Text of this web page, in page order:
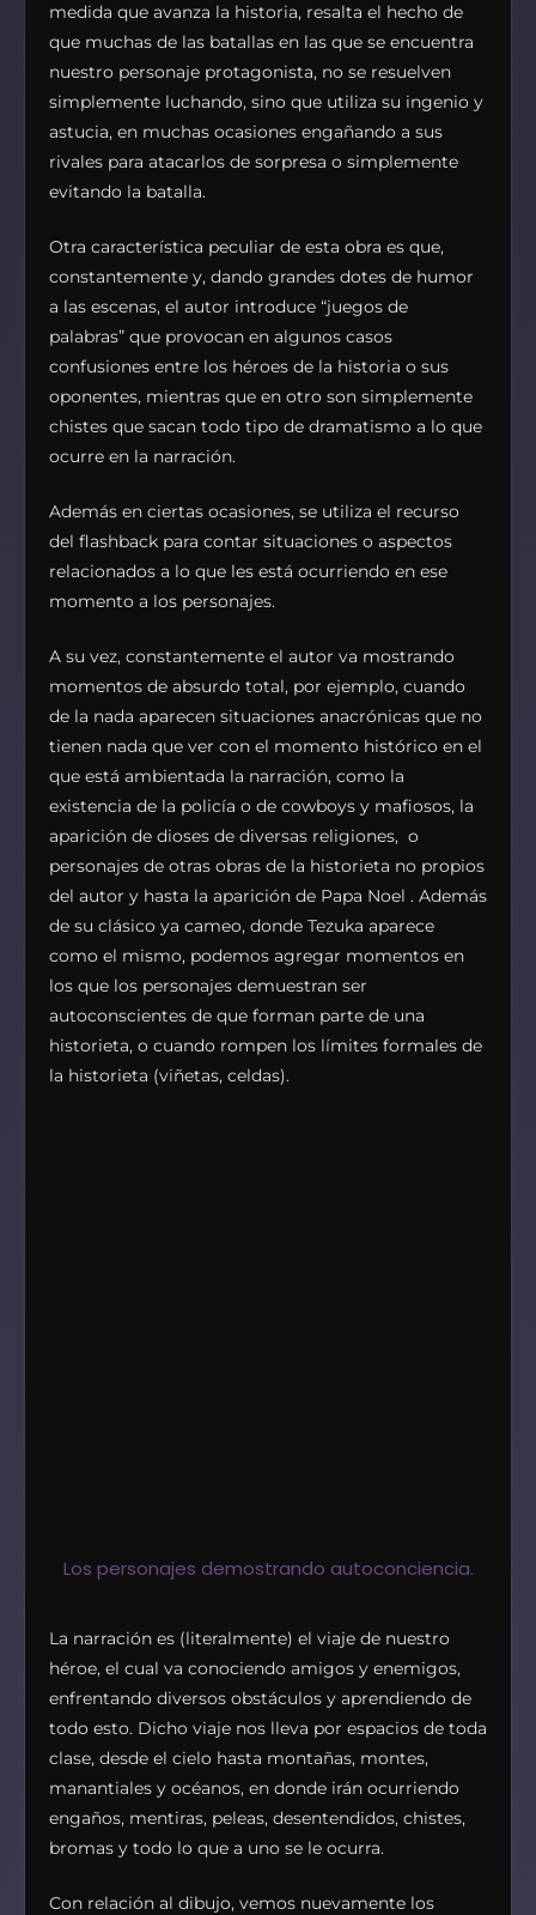
medida que avanza la historia, resalta el hecho de
que muchas de las batallas en las que se encuentra
nuestro personaje protagonista, no se resuelven
simplemente luchando, sino que utiliza su ingenio y
astucia, en muchas ocasiones engañando a sus
rivales para atacarlos de sorpresa o simplemente
evitando la batalla.
Otra característica peculiar de esta obra es que,
constantemente y, dando grandes dotes de humor
a las escenas, el autor introduce “juegos de
palabras” que provocan en algunos casos
confusiones entre los héroes de la historia o sus
oponentes, mientras que en otro son simplemente
chistes que sacan todo tipo de dramatismo a lo que
ocurre en la narración.
Además en ciertas ocasiones, se utiliza el recurso
del flashback para contar situaciones o aspectos
relacionados a lo que les está ocurriendo en ese
momento a los personajes.
A su vez, constantemente el autor va mostrando
momentos de absurdo total, por ejemplo, cuando
de la nada aparecen situaciones anacrónicas que no
tienen nada que ver con el momento histórico en el
que está ambientada la narración, como la
existencia de la policía o de cowboys y mafiosos, la
aparición de dioses de diversas religiones, o
personajes de otras obras de la historieta no propios
del autor y hasta la aparición de Papa Noel . Además
de su clásico ya cameo, donde Tezuka aparece
como el mismo, podemos agregar momentos en
los que los personajes demuestran ser
autoconscientes de que forman parte de una
historieta, o cuando rompen los límites formales de
la historieta (viñetas, celdas).
Los personajes demostrando autoconciencia.
La narración es (literalmente) el viaje de nuestro
héroe, el cual va conociendo amigos y enemigos,
enfrentando diversos obstáculos y aprendiendo de
todo esto. Dicho viaje nos lleva por espacios de toda
clase, desde el cielo hasta montañas, montes,
manantiales y océanos, en donde irán ocurriendo
engaños, mentiras, peleas, desentendidos, chistes,
bromas y todo lo que a uno se le ocurra.
Con relación al dibujo, vemos nuevamente los